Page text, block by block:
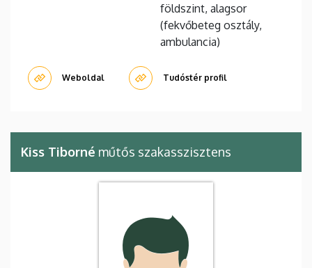
földszint, alagsor
(fekvőbeteg osztály,
ambulancia)
Weboldal Tudóstér profil
Kiss Tiborné műtős szakasszisztens